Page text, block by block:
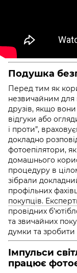
Подушка
Перед тим як
незвичайним для
друзів, якщо
відгуки або
і проти”,
докладно
фотоепілятори,
домашнього
процедуру в
зібрали
профільних
покупців.
провідних
та звичайних
думки та зробити
Імпульси
працює